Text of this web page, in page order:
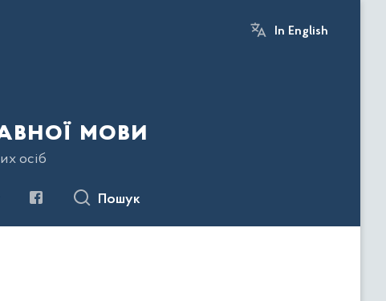
In English
мови
осіб
Пошук